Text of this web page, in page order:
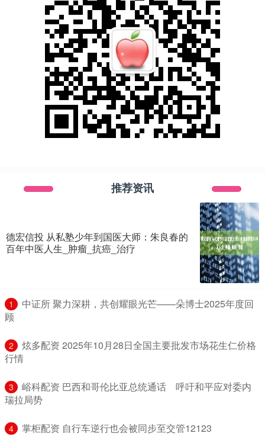
推荐资讯
德宏信投 从私塾少年到国医大师：朱良春的
百年中医人生_肿瘤_抗癌_治疗
1
​中证所 聚力深耕，共创耀眼光芒——朵博士2025年度回
顾
2
​炫多配资 2025年10月28日全国主要批发市场花生仁价格
行情
3
​峪科配资 巴西和哥伦比亚总统通话 呼吁和平应对委内
瑞拉局势
4 ​掌柜配资 自行车逆行也会被同步至交管12123